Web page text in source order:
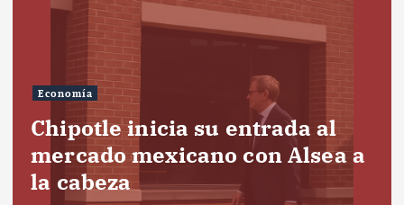
Economía
Chipotle inicia su entrada al
mercado mexicano con Alsea a
la cabeza